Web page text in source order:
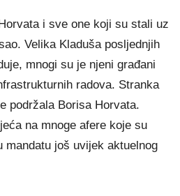
i sve one koji su stali uz
Velika Kladuša posljednjih
mnogi su je njeni građani
radova. Stranka
podržala Borisa Horvata.
na mnoge afere koje su
mandatu još uvijek aktuelnog